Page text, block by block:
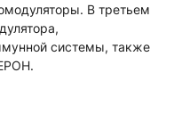
В третьем
системы, также